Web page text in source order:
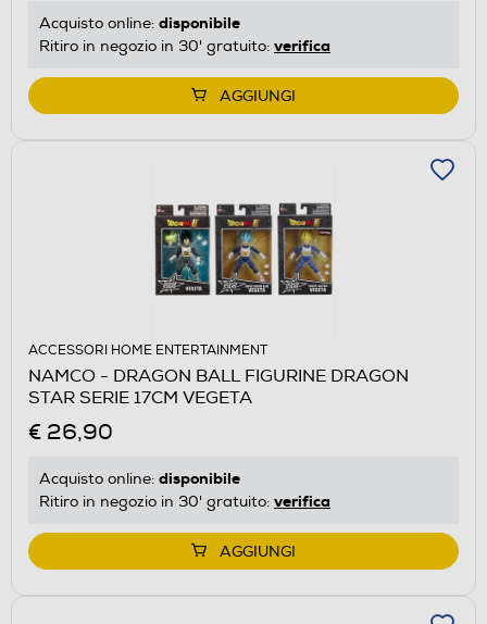
Acquisto online: disponibile
Ritiro in negozio in 30' gratuito: verifica
AGGIUNGI
ACCESSORI HOME ENTERTAINMENT
NAMCO - DRAGON BALL FIGURINE DRAGON
STAR SERIE 17CM VEGETA
€ 26,90
Acquisto online: disponibile
Ritiro in negozio in 30' gratuito: verifica
AGGIUNGI